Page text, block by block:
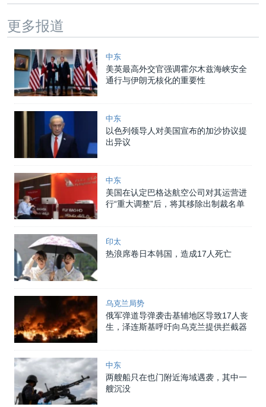
GEN Z 看美国
更多报道
中东
美英最高外交官强调霍尔木兹海峡安全
通行与伊朗无核化的重要性
中东
以色列领导人对美国宣布的加沙协议提
出异议
中东
美国在认定巴格达航空公司对其运营进
行“重大调整”后，将其移除出制裁名单
印太
热浪席卷日本韩国，造成17人死亡
乌克兰局势
俄军弹道导弹袭击基辅地区导致17人丧
生，泽连斯基呼吁向乌克兰提供拦截器
中东
两艘船只在也门附近海域遇袭，其中一
艘沉没